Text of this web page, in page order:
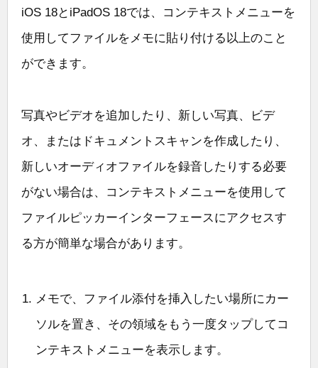
iOS 18とiPadOS 18では、コンテキストメニューを
使用してファイルをメモに貼り付ける以上のこと
ができます。
写真やビデオを追加したり、新しい写真、ビデ
オ、またはドキュメントスキャンを作成したり、
新しいオーディオファイルを録音したりする必要
がない場合は、コンテキストメニューを使用して
ファイルピッカーインターフェースにアクセスす
る方が簡単な場合があります。
メモで、ファイル添付を挿入したい場所にカー
ソルを置き、その領域をもう一度タップしてコ
ンテキストメニューを表示します。